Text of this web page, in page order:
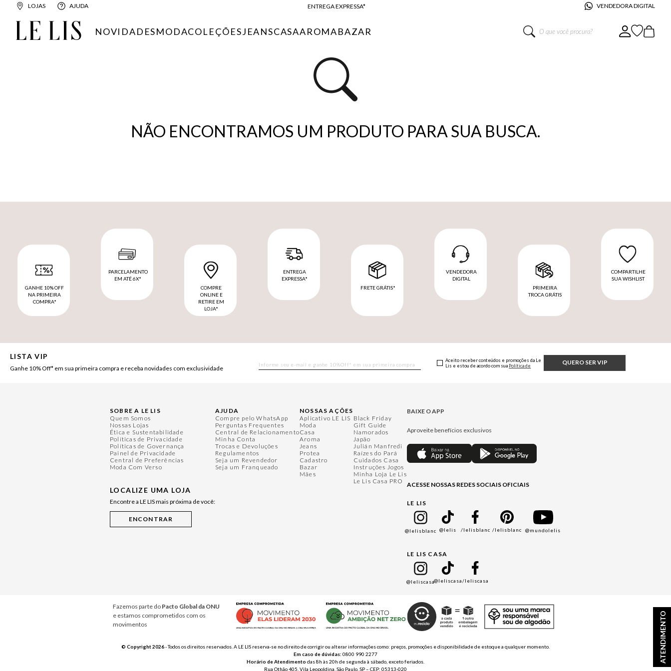
LOJAS AJUDA
ENTREGA EXPRESSA*
BAIXE O APP
VENDEDORA DIGITAL
ATENDIMENTO
NOVIDADESMODACOLEÇÕESJEANSCASAAROMABAZAR
O que você procura?
NÃO ENCONTRAMOS UM PRODUTO PARA SUA BUSCA.
GANHE 10% OFF
NA PRIMEIRA
COMPRA*
PARCELAMENTO
EM ATÉ 6X*
COMPRE
ONLINE E
RETIRE EM
LOJA*
ENTREGA
EXPRESSA*
FRETE GRÁTIS*
VENDEDORA
DIGITAL
PRIMEIRA
TROCA GRÁTIS
COMPARTILHE
SUA WISHLIST
LISTA VIP
Ganhe 10% Off* em sua primeira compra e receba novidades com exclusividade
QUERO SER VIP
Aceito receber conteúdos e promoções da Le
Lis e estou de acordo com sua Política de
SOBRE A LE LIS
Quem Somos
Nossas Lojas
Ética e Sustentabilidade
Políticas de Privacidade
Políticas de Governança
Painel de Privacidade
Central de Preferências
Moda Com Verso
LOCALIZE UMA LOJA
Encontre a LE LIS mais próxima de você:
AJUDA
Compre pelo WhatsApp
Perguntas Frequentes
Central de Relacionamento
Minha Conta
Trocas e Devoluções
Regulamentos
Seja um Revendedor
Seja um Franqueado
NOSSAS AÇÕES
Aplicativo LE LIS
Moda
Casa
Aroma
Jeans
Protea
Cadastro
Bazar
Mães
Black Friday
Gift Guide
Namorados
Japão
Julián Manfredi
Raízes do Pará
Cuidados Casa
Instruções Jogos
Minha Loja Le Lis
Le Lis Casa PRO
BAIXE O APP
Aproveite benefícios exclusivos
ACESSE NOSSAS REDES SOCIAIS OFICIAIS
LE LIS
@lelisblanc @lelis /lelisblanc /lelisblanc @mundolelis
LE LIS CASA
@leliscasa@leliscasa/leliscasa
Fazemos parte do Pacto Global da ONU
e estamos comprometidos com os
movimentos
© Copyright 2026- Todos os direitos reservados. A LE LIS reserva-se no direito de corrigir ou alterar informações como: preços, promoções e disponibilidade de estoque a qualquer momento.
Em caso de dúvidas: 0800 990 2277
Horário de Atendimento das 8h às 20h de segunda à sábado, exceto feriados.
Rua Othão 405, Vila Leopoldina, São Paulo, SP – CEP: 05313-020